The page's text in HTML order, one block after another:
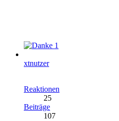
1
xtnutzer
Reaktionen
25
Beiträge
107